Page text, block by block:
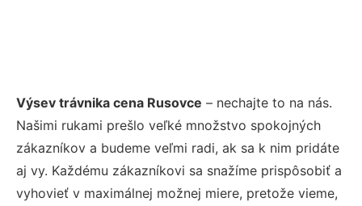
Výsev trávnika cena Rusovce – nechajte to na nás.
Našimi rukami prešlo veľké množstvo spokojných
zákazníkov a budeme veľmi radi, ak sa k nim pridáte
aj vy. Každému zákazníkovi sa snažíme prispôsobiť a
vyhovieť v maximálnej možnej miere, pretože vieme,